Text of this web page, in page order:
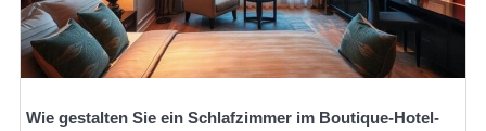
Wie gestalten Sie ein Schlafzimmer im Boutique-Hotel-